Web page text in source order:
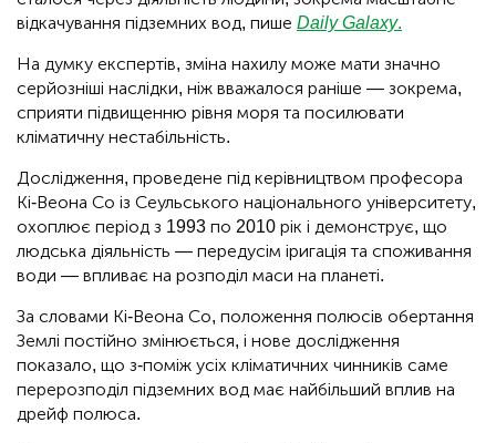
відкачування підземних вод, пише Daily Galaxy.
На думку експертів, зміна нахилу може мати значно
серйозніші наслідки, ніж вважалося раніше — зокрема,
сприяти підвищенню рівня моря та посилювати
кліматичну нестабільність.
Дослідження, проведене під керівництвом професора
Кі-Веона Со із Сеульського національного університету,
охоплює період з 1993 по 2010 рік і демонструє, що
людська діяльність — передусім іригація та споживання
води — впливає на розподіл маси на планеті.
За словами Кі-Веона Со, положення полюсів обертання
Землі постійно змінюється, і нове дослідження
показало, що з-поміж усіх кліматичних чинників саме
перерозподіл підземних вод має найбільший вплив на
дрейф полюса.